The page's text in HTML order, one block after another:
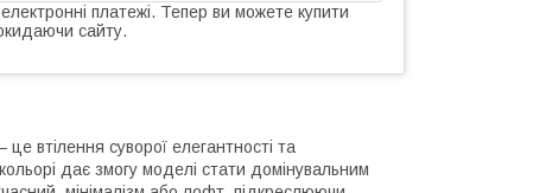
електронні платежі. Тепер ви можете купити
сайту.
втілення суворої елегантності та
дає змогу моделі стати домінувальним